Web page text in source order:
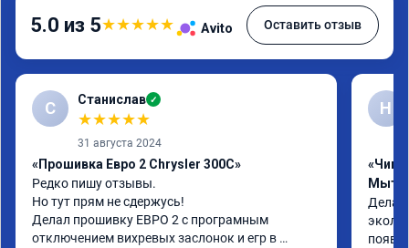
5.0 из 5★★★★★ Avito Оставить отзыв
С Станислав ✓
★★★★★
31 августа 2024
«Прошивка Евро 2 Chrysler 300C»
Редко пишу отзывы.
Но тут прям не сдержусь!
Делал прошивку ЕВРО 2 с програмным
отключением вихревых заслонок и егр в
Н
«Чип
Делал